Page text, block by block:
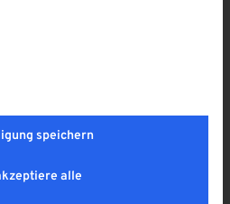
Highlights
Lösungen für Ihr Zuhause
individuell konfigurierbar.
Gruppen, für die eine
speichern
alle